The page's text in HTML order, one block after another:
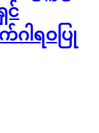
င်
ါရဝပြု